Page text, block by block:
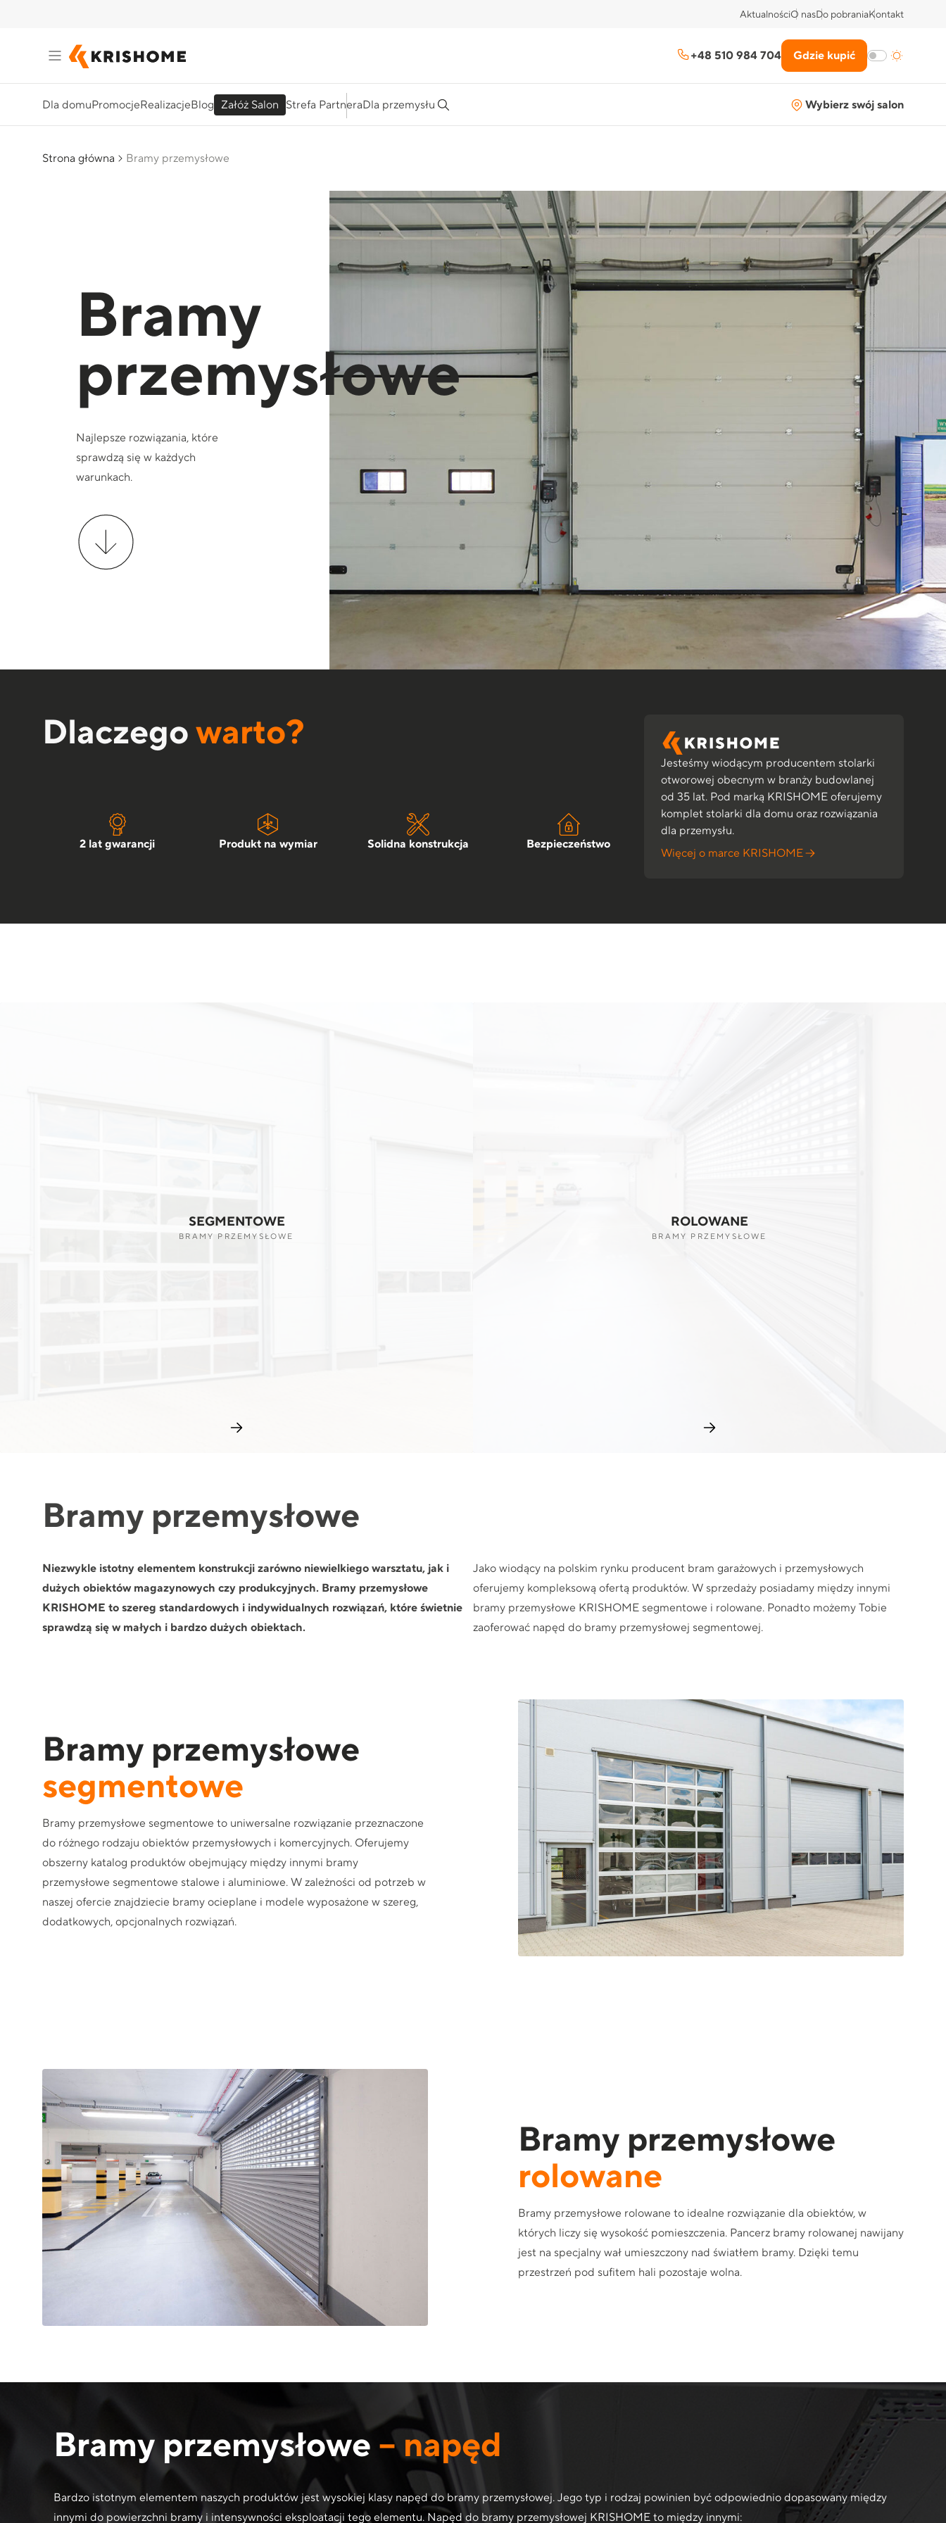
AktualnościO nasDo pobraniaKontakt
+48 510 984 704 Gdzie kupić
Dla domuPromocjeRealizacjeBlog Załóż Salon Strefa PartneraDla przemysłu Wybierz swój salon
Strona główna Bramy przemysłowe
Bramy
przemysłowe
Najlepsze rozwiązania, które
sprawdzą się w każdych
warunkach.
Dlaczegowarto?
2 lat gwarancji Produkt na wymiar Solidna konstrukcja Bezpieczeństwo
Jesteśmy wiodącym producentem stolarki
otworowej obecnym w branży budowlanej
od 35 lat. Pod marką KRISHOME oferujemy
komplet stolarki dla domu oraz rozwiązania
dla przemysłu.
Więcej o marce KRISHOME
SEGMENTOWE
BRAMY PRZEMYSŁOWE
ROLOWANE
BRAMY PRZEMYSŁOWE
Bramy przemysłowe
Niezwykle istotny elementem konstrukcji zarówno niewielkiego warsztatu, jak i
dużych obiektów magazynowych czy produkcyjnych. Bramy przemysłowe
KRISHOME to szereg standardowych i indywidualnych rozwiązań, które świetnie
sprawdzą się w małych i bardzo dużych obiektach.
Jako wiodący na polskim rynku producent bram garażowych i przemysłowych
oferujemy kompleksową ofertą produktów. W sprzedaży posiadamy między innymi
bramy przemysłowe KRISHOME segmentowe i rolowane. Ponadto możemy Tobie
zaoferować napęd do bramy przemysłowej segmentowej.
Bramy przemysłowe
segmentowe
Bramy przemysłowe segmentowe to uniwersalne rozwiązanie przeznaczone
do różnego rodzaju obiektów przemysłowych i komercyjnych. Oferujemy
obszerny katalog produktów obejmujący między innymi bramy
przemysłowe segmentowe stalowe i aluminiowe. W zależności od potrzeb w
naszej ofercie znajdziecie bramy ocieplane i modele wyposażone w szereg,
dodatkowych, opcjonalnych rozwiązań.
Bramy przemysłowe
rolowane
Bramy przemysłowe rolowane to idealne rozwiązanie dla obiektów, w
których liczy się wysokość pomieszczenia. Pancerz bramy rolowanej nawijany
jest na specjalny wał umieszczony nad światłem bramy. Dzięki temu
przestrzeń pod sufitem hali pozostaje wolna.
Bramy przemysłowe – napęd
Bardzo istotnym elementem naszych produktów jest wysokiej klasy napęd do bramy przemysłowej. Jego typ i rodzaj powinien być odpowiednio dopasowany między
innymi do powierzchni bramy i intensywności eksploatacji tego elementu. Napęd do bramy przemysłowej KRISHOME to między innymi: